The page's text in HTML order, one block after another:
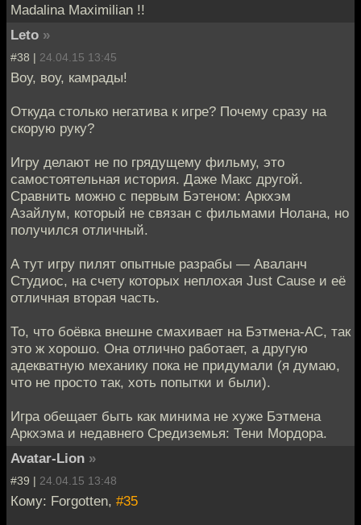
Madalina Maximilian !!
Leto »
#38 | 24.04.15 13:45
Воу, воу, камрады!
Откуда столько негатива к игре? Почему сразу на
скорую руку?
Игру делают не по грядущему фильму, это
самостоятельная история. Даже Макс другой.
Сравнить можно с первым Бэтеном: Аркхэм
Азайлум, который не связан с фильмами Нолана, но
получился отличный.
А тут игру пилят опытные разрабы — Аваланч
Студиос, на счету которых неплохая Just Cause и её
отличная вторая часть.
То, что боёвка внешне смахивает на Бэтмена-АС, так
это ж хорошо. Она отлично работает, а другую
адекватную механику пока не придумали (я думаю,
что не просто так, хоть попытки и были).
Игра обещает быть как минима не хуже Бэтмена
Аркхэма и недавнего Средиземья: Тени Мордора.
Avatar-Lion »
#39 | 24.04.15 13:48
Кому: Forgotten, #35